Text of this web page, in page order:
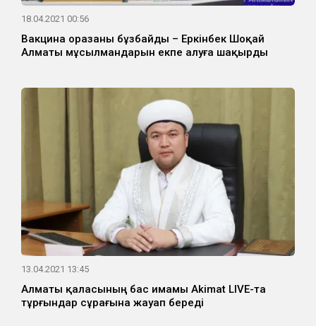
18.04.2021 00:56
Вакцина оразаны бұзбайды – Еркінбек Шоқай
Алматы мұсылмандарын екпе алуға шақырды
13.04.2021 13:45
Алматы қаласының бас имамы Akimat LIVE-та
тұрғындар сұрағына жауап береді